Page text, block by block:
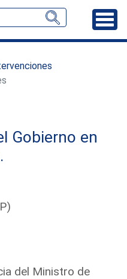
Gobierno en
del Ministro de